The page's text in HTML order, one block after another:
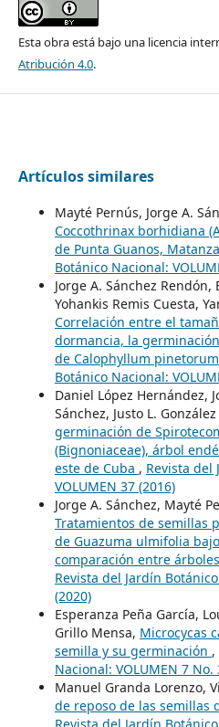
Esta obra está bajo una licencia
Atribución 4.0.
Artículos similares
Mayté Pernús, Jorge A.
Coccothrinax borhidiana
de Punta Guanos,
Botánico Nacional:
Jorge A. Sánchez
Yohankis Remis Cuesta,
Correlación entre el
dormancia, la
de Calophyllum pinetorum
Botánico Nacional:
Daniel López Hernández,
Sánchez, Justo L. González
germinación de
(Bignoniaceae), árbol
este de Cuba , Revista del
VOLUMEN 37 (2016)
Jorge A. Sánchez, Mayté
Tratamientos de semillas
de Guazuma ulmifolia
comparación entre
Revista del Jardín
(2020)
Esperanza Peña García,
Grillo Mensa, Microcycas
semilla y su germinación ,
Nacional: VOLUMEN 7 No.
Manuel Granda Lorenzo,
de reposo de las semillas